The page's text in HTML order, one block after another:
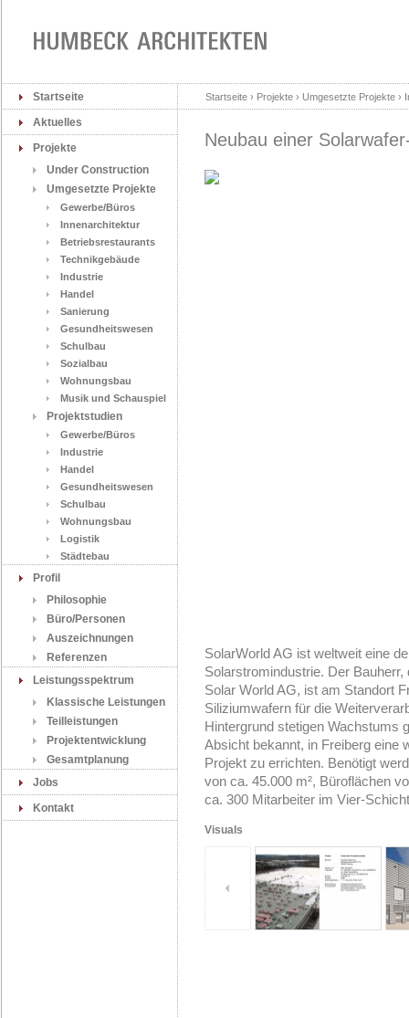
Startseite
Aktuelles
Projekte
Under Construction
Umgesetzte Projekte
Gewerbe/Büros
Innenarchitektur
Betriebsrestaurants
Technikgebäude
Industrie
Handel
Sanierung
Gesundheitswesen
Schulbau
Sozialbau
Wohnungsbau
Musik und Schauspiel
Projektstudien
Gewerbe/Büros
Industrie
Handel
Gesundheitswesen
Schulbau
Wohnungsbau
Logistik
Städtebau
Profil
Philosophie
Büro/Personen
Auszeichnungen
Referenzen
Leistungsspektrum
Klassische Leistungen
Teilleistungen
Projektentwicklung
Gesamtplanung
Jobs
Kontakt
Startseite › Projekte › Umgesetzte Projekte ›
Neubau einer
SolarWorld AG ist weltweit eine
Solarstromindustrie. Der
Solar World AG, ist am Standort
Siliziumwafern für die
Hintergrund stetigen Wachstums
Absicht bekannt, in Freiberg eine
Projekt zu errichten. Benötigt
von ca. 45.000 m², Büroflächen
ca. 300 Mitarbeiter im Vier-
Visuals